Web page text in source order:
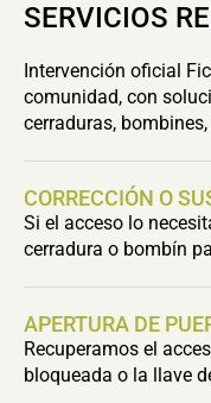
SERVICIOS
Intervención oficial
comunidad, con
cerraduras,
CORRECCIÓN O
Si el acceso lo
cerradura o bombín
APERTURA DE
Recuperamos el
bloqueada o la llave